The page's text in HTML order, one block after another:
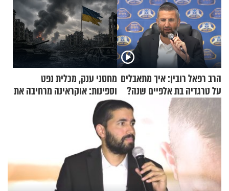
הרב רפאל רובין: איך מתאבלים
על טרגדיה בת אלפיים שנה?
מחסני ענק, מכלית נפט
וספינות: אוקראינה מרחיבה את
התקיפות בעומק רוסיה